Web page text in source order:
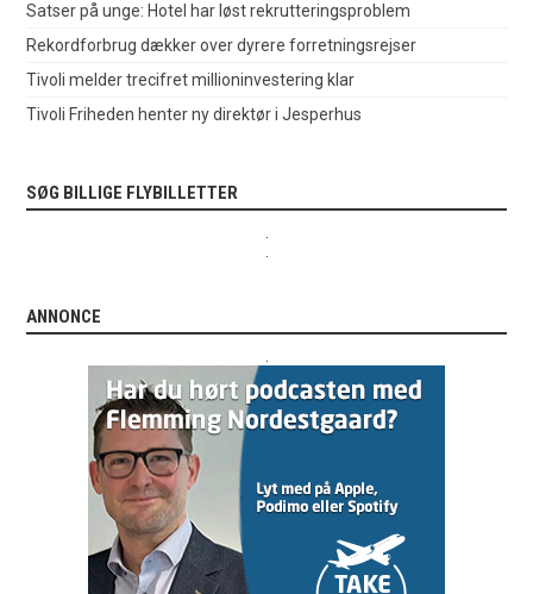
Satser på unge: Hotel har løst rekrutteringsproblem
Rekordforbrug dækker over dyrere forretningsrejser
Tivoli melder trecifret millioninvestering klar
Tivoli Friheden henter ny direktør i Jesperhus
SØG BILLIGE FLYBILLETTER
.
.
ANNONCE
.